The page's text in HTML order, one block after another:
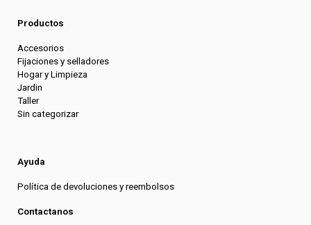
Productos
Accesorios
Fijaciones y selladores
Hogar y Limpieza
Jardin
Taller
Sin categorizar
Ayuda
Política de devoluciones y reembolsos
Contactanos